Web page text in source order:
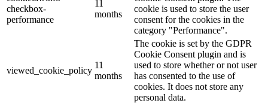
checkbox-
performance
11
months
cookie is used to store the user
consent for the cookies in the
category "Performance".
viewed_cookie_policy
11
months
The cookie is set by the GDPR
Cookie Consent plugin and is
used to store whether or not user
has consented to the use of
cookies. It does not store any
personal data.